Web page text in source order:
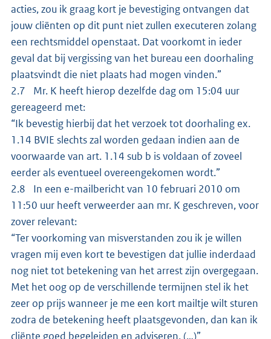
acties, zou ik graag kort je bevestiging ontvangen dat
jouw cliënten op dit punt niet zullen executeren zolang
een rechtsmiddel openstaat. Dat voorkomt in ieder
geval dat bij vergissing van het bureau een doorhaling
plaatsvindt die niet plaats had mogen vinden.”
2.7 Mr. K heeft hierop dezelfde dag om 15:04 uur
gereageerd met:
“Ik bevestig hierbij dat het verzoek tot doorhaling ex.
1.14 BVIE slechts zal worden gedaan indien aan de
voorwaarde van art. 1.14 sub b is voldaan of zoveel
eerder als eventueel overeengekomen wordt.”
2.8 In een e-mailbericht van 10 februari 2010 om
11:50 uur heeft verweerder aan mr. K geschreven, voor
zover relevant:
“Ter voorkoming van misverstanden zou ik je willen
vragen mij even kort te bevestigen dat jullie inderdaad
nog niet tot betekening van het arrest zijn overgegaan.
Met het oog op de verschillende termijnen stel ik het
zeer op prijs wanneer je me een kort mailtje wilt sturen
zodra de betekening heeft plaatsgevonden, dan kan ik
cliënte goed begeleiden en adviseren. (…)”